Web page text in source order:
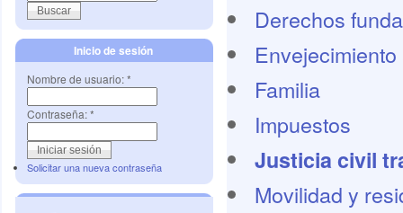
Inicio de sesión
Nombre de usuario:*
Contraseña:*
Solicitar una nueva contraseña
Derechos
Familia
Impuestos
Justicia civil
Movilidad y